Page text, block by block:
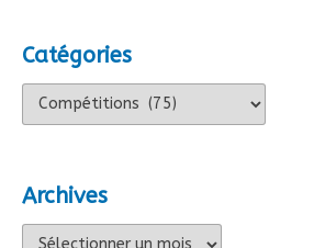
Catégories
Catégories
Archives
Archives